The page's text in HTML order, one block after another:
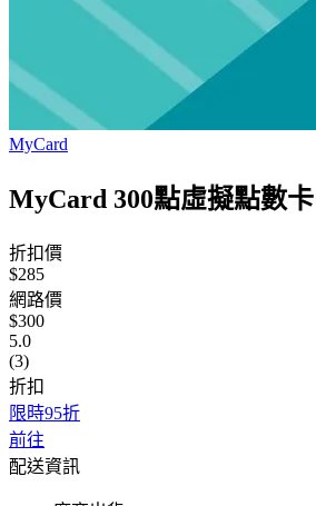
MyCard
MyCard 300點虛擬點數卡
折扣價
$285
網路價
$300
5.0
(3)
折扣
限時95折
前往
配送資訊